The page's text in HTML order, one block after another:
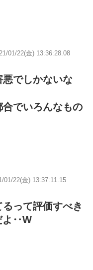
01/22(金) 13:36:28.08
でしかないな
でいろんなもの
01/22(金) 13:37:11.15
って評価すべき
よ‥W